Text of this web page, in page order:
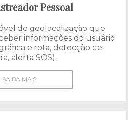
Pessoal
de geolocalização que
informações do usuário
e rota, detecção de
alerta SOS).
SAIBA MAIS